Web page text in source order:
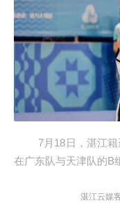
7月18日，湛江
在广东队与天津队的B
湛江云媒